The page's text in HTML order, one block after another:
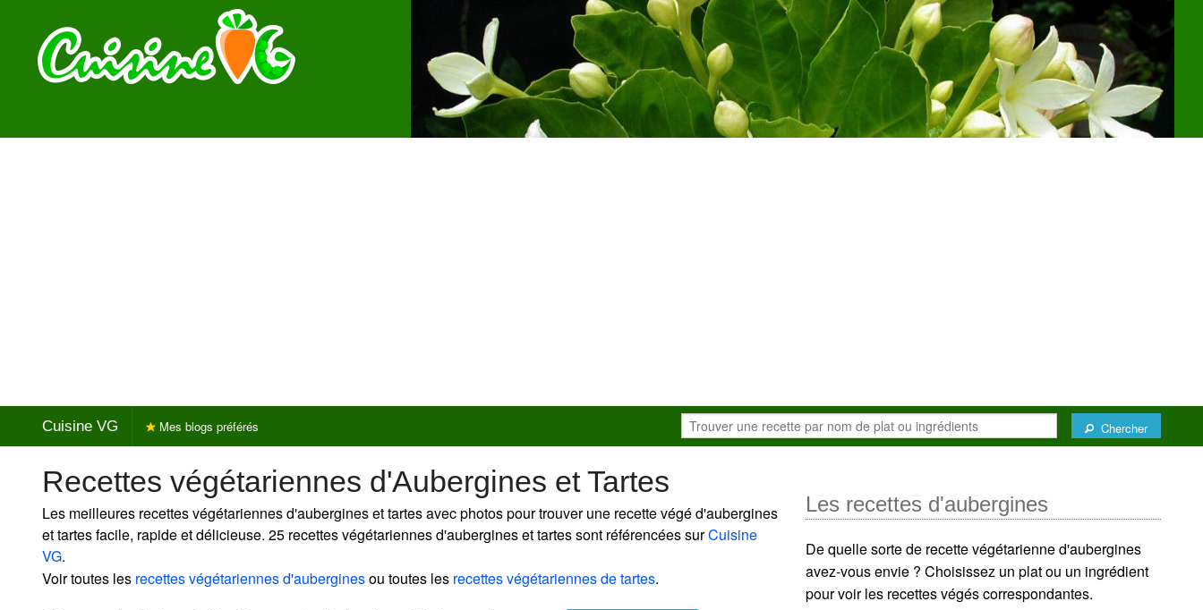
Cuisine VG Chercher
Mes blogs préférés
Recettes végétariennes d'Aubergines et Tartes
Les meilleures recettes végétariennes d'aubergines et tartes avec photos pour trouver une recette végé d'aubergines
et tartes facile, rapide et délicieuse. 25 recettes végétariennes d'aubergines et tartes sont référencées surCuisine
VG.
Voir toutes les recettes végétariennes d'auberginesou toutes les recettes végétariennes de tartes.
Les recettes d'aubergines
De quelle sorte de recette végétarienne d'aubergines
avez-vous envie ? Choisissez un plat ou un ingrédient
pour voir les recettes végés correspondantes.